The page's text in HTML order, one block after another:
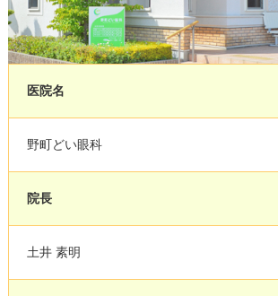
医院名
野町どい眼科
院長
土井 素明